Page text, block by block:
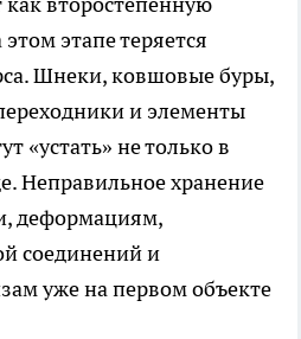
этапе теряется
Шнеки, ковшовые буры,
и элементы
«устать» не только в
Неправильное хранение
деформациям,
соединений и
уже на первом объекте